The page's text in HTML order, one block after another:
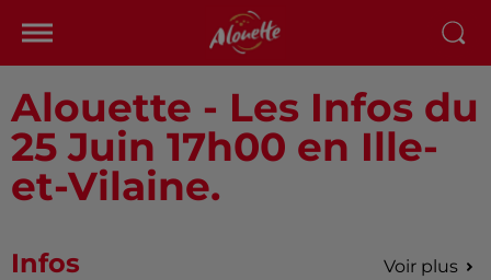
Alouette - Les Infos du
25 Juin 17h00 en Ille-
et-Vilaine.
Infos Voir plus